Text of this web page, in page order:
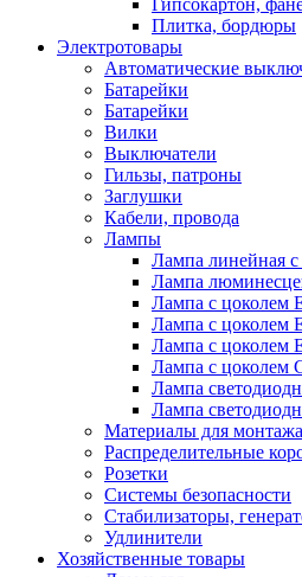
Плитка, бордюры
Электротовары
Автоматические
Батарейки
Батарейки
Вилки
Выключатели
Гильзы, патроны
Заглушки
Кабели, провода
Лампы
Лампа линейная
Лампа
Лампа с цоколем
Лампа с цоколем
Лампа с цоколем
Лампа с цоколем
Лампа
Лампа
Материалы для монтажа
Распределительные
Розетки
Системы безопасности
Стабилизаторы,
Удлинители
Хозяйственные товары